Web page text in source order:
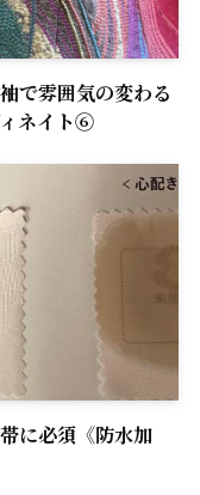
で雰囲気の変わる
ネイト⑥
に必須《防水加